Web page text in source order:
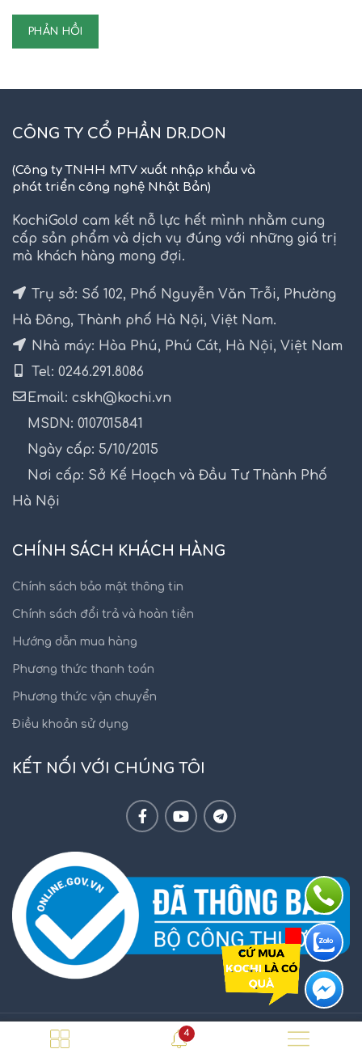
CÔNG TY CỔ PHẦN DR.DON
(Công ty TNHH MTV xuất nhập khẩu và
phát triển công nghệ Nhật Bản)
KochiGold cam kết nỗ lực hết mình nhằm cung
cấp sản phẩm và dịch vụ đúng với những giá trị
mà khách hàng mong đợi.
Trụ sở: Số 102, Phố Nguyễn Văn Trỗi, Phường
Hà Đông, Thành phố Hà Nội, Việt Nam.
Nhà máy: Hòa Phú, Phú Cát, Hà Nội, Việt Nam
Tel: 0246.291.8086
Email: cskh@kochi.vn
MSDN: 0107015841
Ngày cấp: 5/10/2015
Nơi cấp: Sở Kế Hoạch và Đầu Tư Thành Phố
Hà Nội
CHÍNH SÁCH KHÁCH HÀNG
Chính sách bảo mật thông tin
Chính sách đổi trả và hoàn tiền
Hướng dẫn mua hàng
Phương thức thanh toán
Phương thức vận chuyển
Điều khoản sử dụng
KẾT NỐI VỚI CHÚNG TÔI
KOCHI.VN4